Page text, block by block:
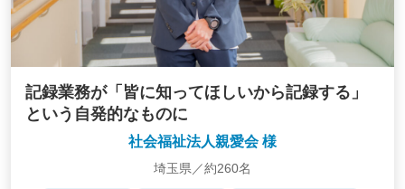
記録業務が「皆に知ってほしいから記録する」
という自発的なものに
社会福祉法人親愛会 様
埼玉県／約260名